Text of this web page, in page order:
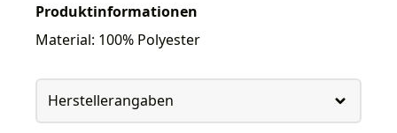
Produktinformationen
Material: 100% Polyester
Herstellerangaben